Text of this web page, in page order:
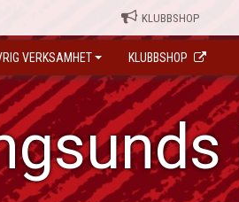
KLUBBSHOP
VERKSAMHET KLUBBSHOP